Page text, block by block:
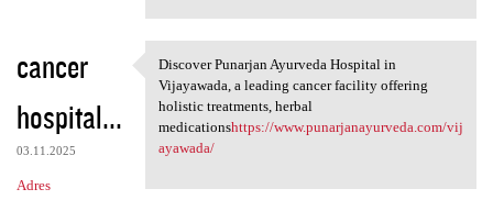
cancer
hospital...
03.11.2025
Adres
Discover Punarjan Ayurveda
Discover Punarjan Ayurveda Hospital in
Vijayawada, a leading cancer facility offering
holistic treatments, herbal
medicationshttps://www.punarjanayurveda.com/vij
ayawada/